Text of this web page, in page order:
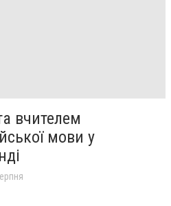
вчителем
мови у